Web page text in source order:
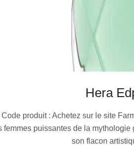
Hera
produit : Achetez sur le site
femmes puissantes de la
son flacon